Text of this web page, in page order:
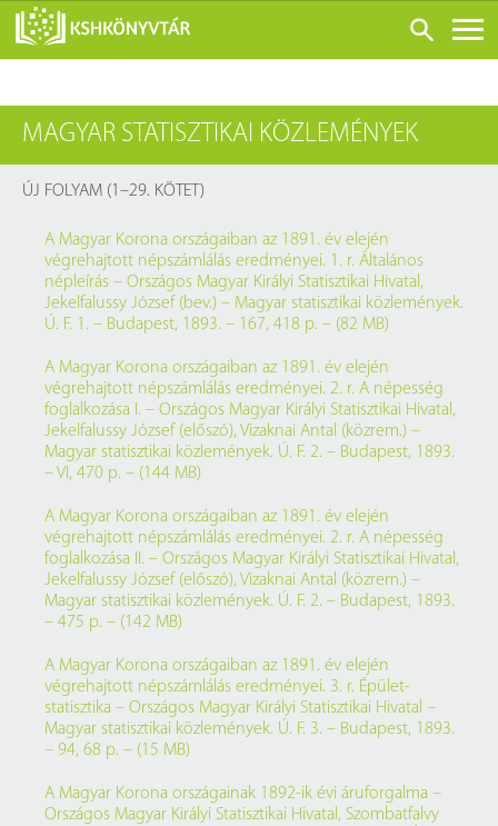
RÓLUNK
LÁTOGATÁS ELŐTT
KONFERENCIÁK
ADATBÁZISOK
KIADVÁNYOK
MAGYAR STATISZTIKAI KÖZLEMÉNYEK
ÚJ FOLYAM (1–29. KÖTET)
A Magyar Korona országaiban az 1891. év elején
végrehajtott népszámlálás eredményei. 1. r. Általános
népleírás – Országos Magyar Királyi Statisztikai Hivatal,
Jekelfalussy József (bev.) – Magyar statisztikai közlemények.
Ú. F. 1. – Budapest, 1893. – 167, 418 p. – (82 MB)
A Magyar Korona országaiban az 1891. év elején
végrehajtott népszámlálás eredményei. 2. r. A népesség
foglalkozása I. – Országos Magyar Királyi Statisztikai Hivatal,
Jekelfalussy József (előszó), Vizaknai Antal (közrem.) –
Magyar statisztikai közlemények. Ú. F. 2. – Budapest, 1893.
– VI, 470 p. – (144 MB)
A Magyar Korona országaiban az 1891. év elején
végrehajtott népszámlálás eredményei. 2. r. A népesség
foglalkozása II. – Országos Magyar Királyi Statisztikai Hivatal,
Jekelfalussy József (előszó), Vizaknai Antal (közrem.) –
Magyar statisztikai közlemények. Ú. F. 2. – Budapest, 1893.
– 475 p. – (142 MB)
A Magyar Korona országaiban az 1891. év elején
végrehajtott népszámlálás eredményei. 3. r. Épület-
statisztika – Országos Magyar Királyi Statisztikai Hivatal –
Magyar statisztikai közlemények. Ú. F. 3. – Budapest, 1893.
– 94, 68 p. – (15 MB)
A Magyar Korona országainak 1892-ik évi áruforgalma –
Országos Magyar Királyi Statisztikai Hivatal, Szombatfalvy